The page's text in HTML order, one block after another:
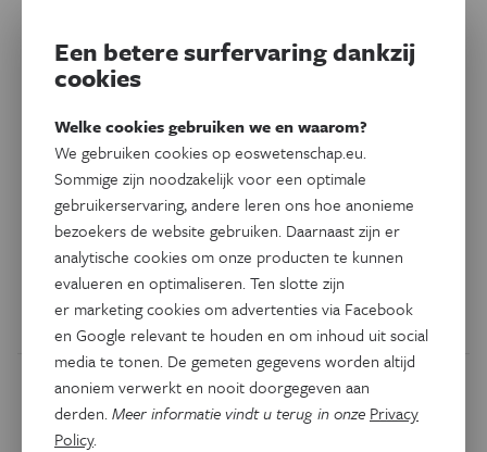
Psyche & Brein
Foutjes op X-chromosoom
verhogen risico op alzheimer
Dat inzicht kan verklaren waarom alzheimer vaker lijkt
voor te komen bij vrouwen dan bij mannen en dat opent
de weg naar nieuwe medicijnen.
Een betere surfervaring dankzij
cookies
Welke cookies gebruiken we en waarom?
We gebruiken cookies op eoswetenschap.eu.
Sommige zijn noodzakelijk voor een optimale
gebruikerservaring, andere leren ons hoe anonieme
bezoekers de website gebruiken. Daarnaast zijn er
analytische cookies om onze producten te kunnen
evalueren en optimaliseren. Ten slotte zijn
er marketing cookies om advertenties via Facebook
en Google relevant te houden en om inhoud uit social
media te tonen. De gemeten gegevens worden altijd
anoniem verwerkt en nooit doorgegeven aan
derden.Meer informatie vindt u terug in onze Privacy
Policy.